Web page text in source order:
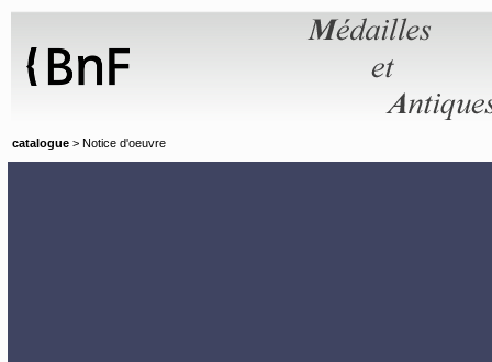
catalogue > Notice d'oeuvre